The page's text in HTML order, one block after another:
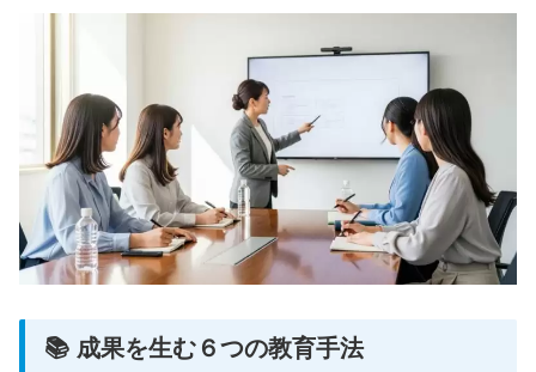
📚 成果を生む６つの教育手法